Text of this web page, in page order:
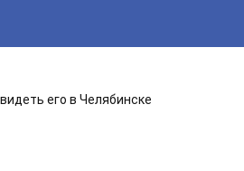
его в Челябинске